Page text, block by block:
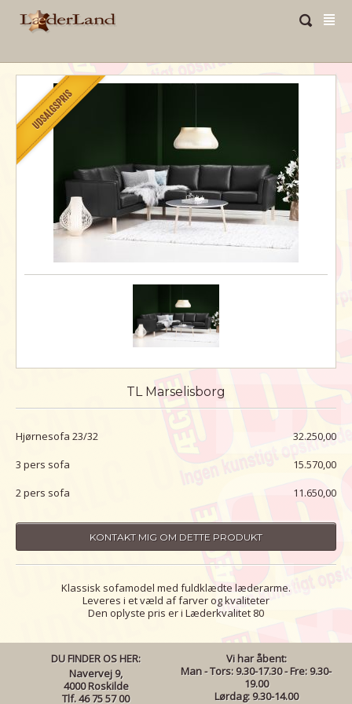
TL Marselisborg
Hjørnesofa 23/32
32.250,00
3 pers sofa
15.570,00
2 pers sofa
11.650,00
KONTAKT MIG OM DETTE PRODUKT
Klassisk sofamodel med fuldklædte læderarme.
Leveres i et væld af farver og kvaliteter
Den oplyste pris er i Læderkvalitet 80
DU FINDER OS HER:
Navervej 9,
4000 Roskilde
Tlf. 46 75 57 00
Vi har åbent:
Man - Tors: 9.30-17.30 - Fre: 9.30-
19.00
Lørdag: 9.30-14.00